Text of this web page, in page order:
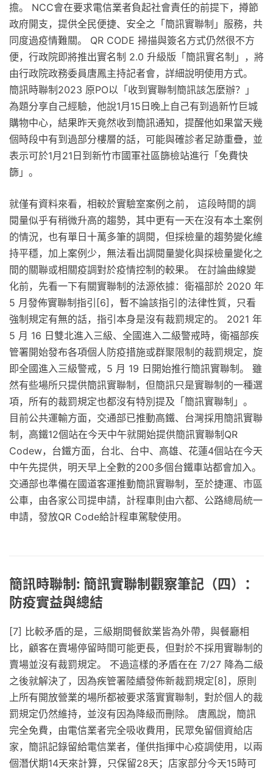
擔。 NCC會在要求電信業者負起社會責任的前提下，撙節
政府開支，提供全民便捷、安全之「簡訊實聯制」服務，共
同度過疫情難關。 QR CODE 掃描與簽名方式仍然很不方
便，行政院即將推出實名制 2.0 升級版「簡訊實名制」，將
由行政院政務委員唐鳳主持記者會，詳細說明使用方式。
簡訊時聯制2023 原PO以「收到實聯制簡訊該怎麼辦？」
為題分享自己經驗，他說1月15日晚上自己有到過新竹巨城
購物中心，結果昨天竟然收到簡訊通知，提醒他如果當天幾
個時段中有到過部分樓層的話，可能與確診者足跡重疊，並
表示可於1月21日到新竹市國軍社區篩檢站進行「免費快
篩」。
就僅有資料來看，相較於實驗室案例之前， 這段時間的調
閱量似乎有稍微升高的趨勢，其中更有一天在沒有本土案例
的情況，也有單日十萬多筆的調閱，但採檢量的趨勢變化維
持平穩，加上案例少，無法看出調閱量變化與採檢量變化之
間的關聯或相關疫調對於疫情控制的較果。 在討論曲線變
化前，先看一下有關實聯制的法源依據：衛福部於 2020 年
5 月發佈實聯制指引[6]，暫不論該指引的法律性質，只看
強制規定有無的話，指引本身是沒有裁罰規定的。 2021 年
5 月 16 日雙北進入三級、全國進入二級警戒時，衛福部疾
管署開始發布各項個人防疫措施或群聚限制的裁罰規定，旋
即全國進入三級警戒，5 月 19 日開始推行簡訊實聯制。 雖
然有些場所只提供簡訊實聯制，但簡訊只是實聯制的一種選
項，所有的裁罰規定也都沒有特別提及「簡訊實聯制」。
目前公共運輸方面，交通部已推動高鐵、台灣採用簡訊實聯
制，高鐵12個站在今天中午就開始提供簡訊實聯制QR
Codew，台鐵方面，台北、台中、高雄、花蓮4個站在今天
中午先提供，明天早上全數的200多個台鐵車站都會加入。
交通部也準備在國道客運推動簡訊實聯制，至於捷運、市區
公車，由各家公司提申請，計程車則由六都、公路總局統一
申請，發放QR Code給計程車駕駛使用。
簡訊時聯制: 簡訊實聯制觀察筆記（四）：
防疫實益與總結
[7] 比較矛盾的是，三級期間餐飲業皆為外帶，與餐廳相
比，顧客在賣場停留時間可能更長，但對於不採用實聯制的
賣場並沒有裁罰規定。 不過這樣的矛盾在在 7/27 降為二級
之後就解決了，因為疾管署陸續發佈新裁罰規定[8]，原則
上所有開放營業的場所都被要求落實實聯制，對於個人的裁
罰規定仍然維持，並沒有因為降級而刪除。 唐鳳說，簡訊
完全免費，由電信業者完全吸收費用，民眾免留個資給店
家，簡訊記錄留給電信業者，僅供指揮中心疫調使用，以兩
個潛伏期14天來計算，只保留28天；店家部分今天15時可